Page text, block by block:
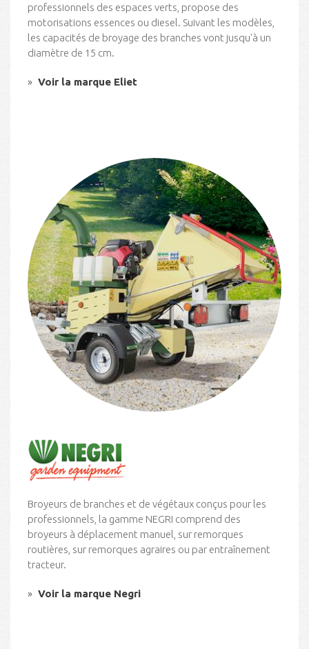
professionnels des espaces verts, propose des
motorisations essences ou diesel. Suivant les modèles,
les capacités de broyage des branches vont jusqu'à un
diamètre de 15 cm.
Voir la marque Eliet
Broyeurs de branches et de végétaux conçus pour les
professionnels, la gamme NEGRI comprend des
broyeurs à déplacement manuel, sur remorques
routières, sur remorques agraires ou par entraînement
tracteur.
Voir la marque Negri